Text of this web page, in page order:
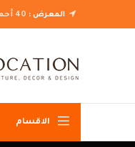
المعرض :
الاقسام